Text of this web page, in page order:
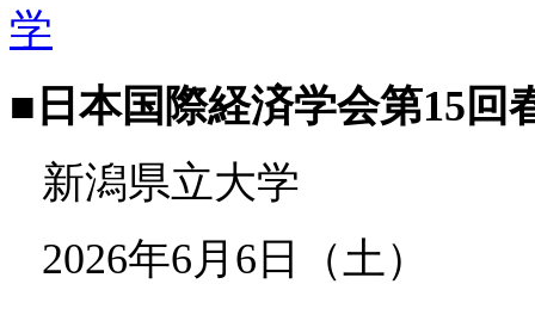
■ 日本国際経済学会第15回
新潟県立大学
2026年6月6日（土）